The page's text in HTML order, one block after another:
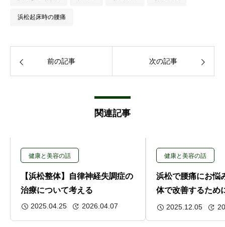
浜松起床時の腰痛
前の記事 次の記事
関連記事
健康と美容の話
【浜松整体】自律神経失調症の
治療について考える
2025.04.25 2026.04.07
健康と美容の話
浜松で腰痛にお悩
体で改善するため
は“整える思考”で
2025.12.05